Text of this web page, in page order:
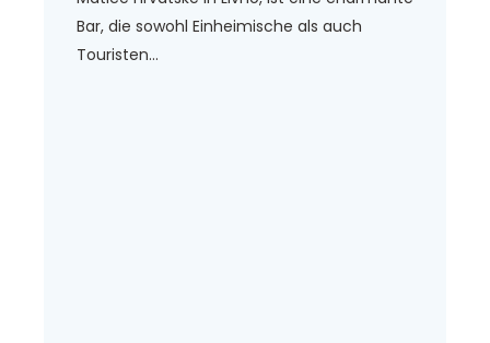
Bar, die sowohl Einheimische als auch
Touristen...